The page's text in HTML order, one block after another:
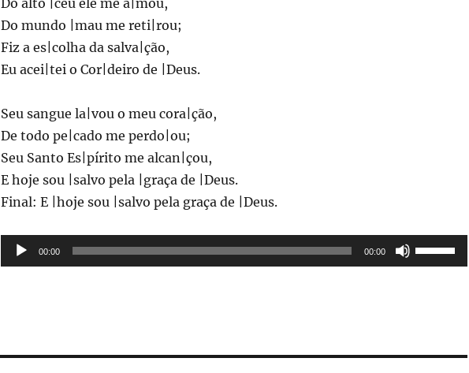
Do alto |céu ele me a|mou,
Do mundo |mau me reti|rou;
Fiz a es|colha da salva|ção,
Eu acei|tei o Cor|deiro de |Deus.
Seu sangue la|vou o meu cora|ção,
De todo pe|cado me perdo|ou;
Seu Santo Es|pírito me alcan|çou,
E hoje sou |salvo pela |graça de |Deus.
Final: E |hoje sou |salvo pela graça de |Deus.
Lecteur
audio
00:00 00:00
Utilisez
les
augmenter